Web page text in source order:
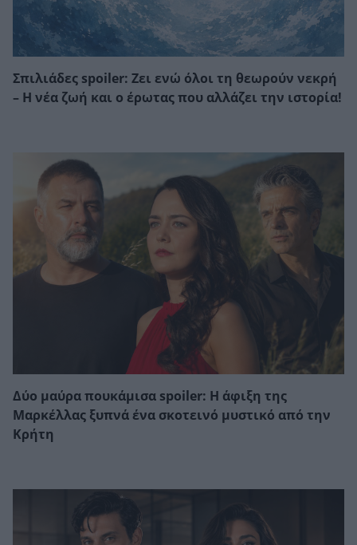
Σπιλιάδες spoiler: Ζει ενώ όλοι τη θεωρούν νεκρή
– Η νέα ζωή και ο έρωτας που αλλάζει την ιστορία!
Δύο μαύρα πουκάμισα spoiler: Η άφιξη της
Μαρκέλλας ξυπνά ένα σκοτεινό μυστικό από την
Κρήτη